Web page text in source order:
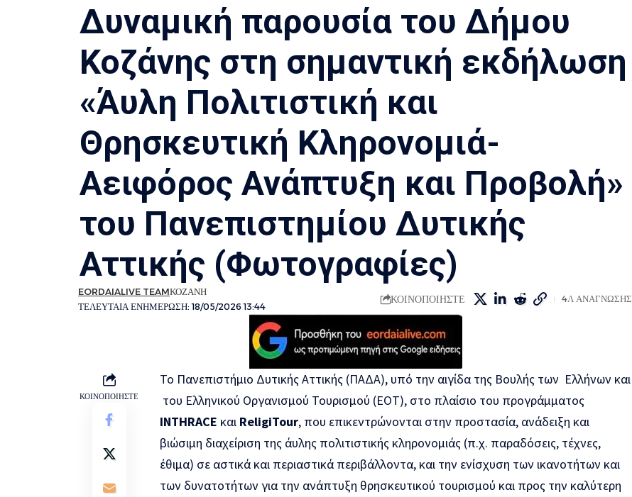
Δυναμική παρουσία του Δήμου
Κοζάνης στη σημαντική εκδήλωση
«Άυλη Πολιτιστική και
Θρησκευτική Κληρονομιά-
Αειφόρος Ανάπτυξη και Προβολή»
του Πανεπιστημίου Δυτικής
Αττικής (Φωτογραφίες)
ΤΕΛΕΥΤΑΙΑ ΕΝΗΜΕΡΩΣΗ: 18/05/2026 13:44
EORDAIALIVE TEAMΚΟΖΑΝΗ
ΚΟΙΝΟΠΟΙΗΣΤΕ 4Λ ΑΝΑΓΝΩΣΗΣ
ΚΟΙΝΟΠΟΙΗΣΤΕ
Το Πανεπιστήμιο Δυτικής Αττικής (ΠΑΔΑ), υπό την αιγίδα της Βουλής των Ελλήνων και
του Ελληνικού Οργανισμού Τουρισμού (ΕΟΤ), στο πλαίσιο του προγράμματος
INTHRACE και ReligiTour, που επικεντρώνονται στην προστασία, ανάδειξη και
βιώσιμη διαχείριση της άυλης πολιτιστικής κληρονομιάς (π.χ. παραδόσεις, τέχνες,
έθιμα) σε αστικά και περιαστικά περιβάλλοντα, και την ενίσχυση των ικανοτήτων και
των δυνατοτήτων για την ανάπτυξη θρησκευτικού τουρισμού και προς την καλύτερη